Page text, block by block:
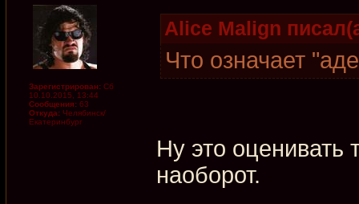
Зарегистрирован: Сб
10.10.2015, 13:44
Сообщения: 63
Откуда: Челябинск/
Екатеринбург
Alice Malign
Что означает
Ну это оценивать
наоборот.